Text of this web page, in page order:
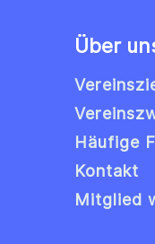
Über
Häufige
Kontakt
Mitglied